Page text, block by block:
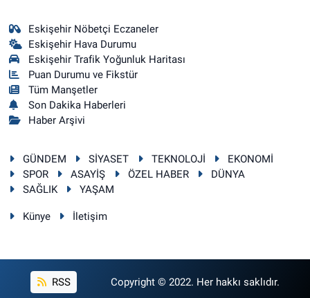
Eskişehir Nöbetçi Eczaneler
Eskişehir Hava Durumu
Eskişehir Trafik Yoğunluk Haritası
Puan Durumu ve Fikstür
Tüm Manşetler
Son Dakika Haberleri
Haber Arşivi
GÜNDEM SİYASET TEKNOLOJİ
EKONOMİ
SPOR
ASAYİŞ ÖZEL HABER
DÜNYA
SAĞLIK
YAŞAM
Künye İletişim
RSS Copyright © 2022. Her hakkı saklıdır.